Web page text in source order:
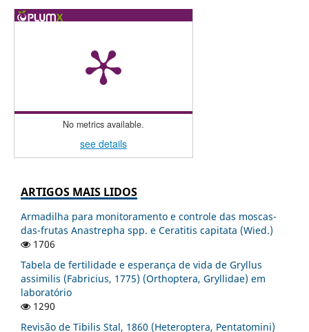
No metrics available.
see details
ARTIGOS MAIS LIDOS
Armadilha para monitoramento e controle das moscas-
das-frutas Anastrepha spp. e Ceratitis capitata (Wied.)
1706
Tabela de fertilidade e esperança de vida de Gryllus
assimilis (Fabricius, 1775) (Orthoptera, Gryllidae) em
laboratório
1290
Revisão de Tibilis Stal, 1860 (Heteroptera, Pentatomini)